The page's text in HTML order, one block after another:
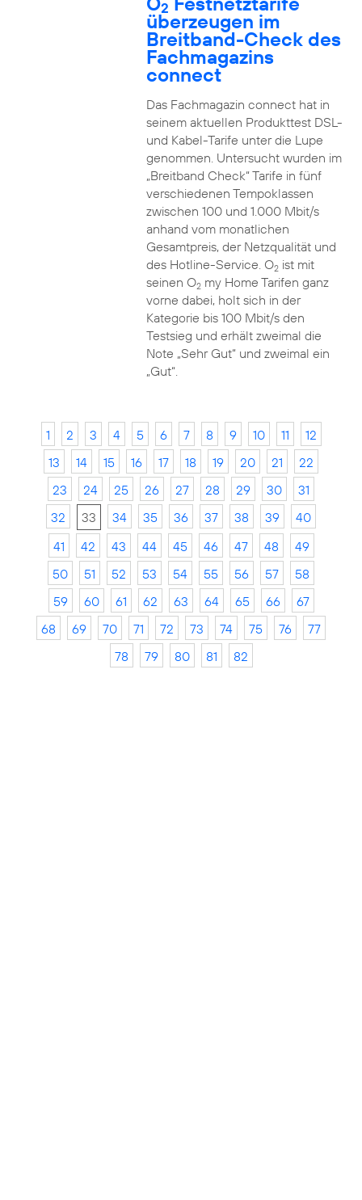
2
überzeugen im
Breitband-Check des
Fachmagazins
connect
Das Fachmagazin connect hat in
seinem aktuellen Produkttest DSL-
und Kabel-Tarife unter die Lupe
genommen. Untersucht wurden im
„Breitband Check“ Tarife in fünf
verschiedenen Tempoklassen
zwischen 100 und 1.000 Mbit/s
anhand vom monatlichen
Gesamtpreis, der Netzqualität und
des Hotline-Service. O2ist mit
seinen O2my Home Tarifen ganz
vorne dabei, holt sich in der
Kategorie bis 100 Mbit/s den
Testsieg und erhält zweimal die
Note „Sehr Gut“ und zweimal ein
„Gut“.
1 2 3 4 5 6 7 8 9 10 11
12
13
14 15 16 17 18 19 20 21
22
23
24 25 26 27 28 29 30
31
32
33 34 35 36 37 38 39
40
41
42 43 44 45 46 47 48
49
50
51 52 53 54 55 56 57
58
59
60 61 62 63 64 65 66
67
68
69 70 71 72 73 74 75 76
77
78
79 80 81 82